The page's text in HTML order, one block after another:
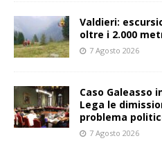
Valdieri:
oltre i 2.000
7 Agosto 2026
Caso Galeasso
Lega le
problema
7 Agosto 2026